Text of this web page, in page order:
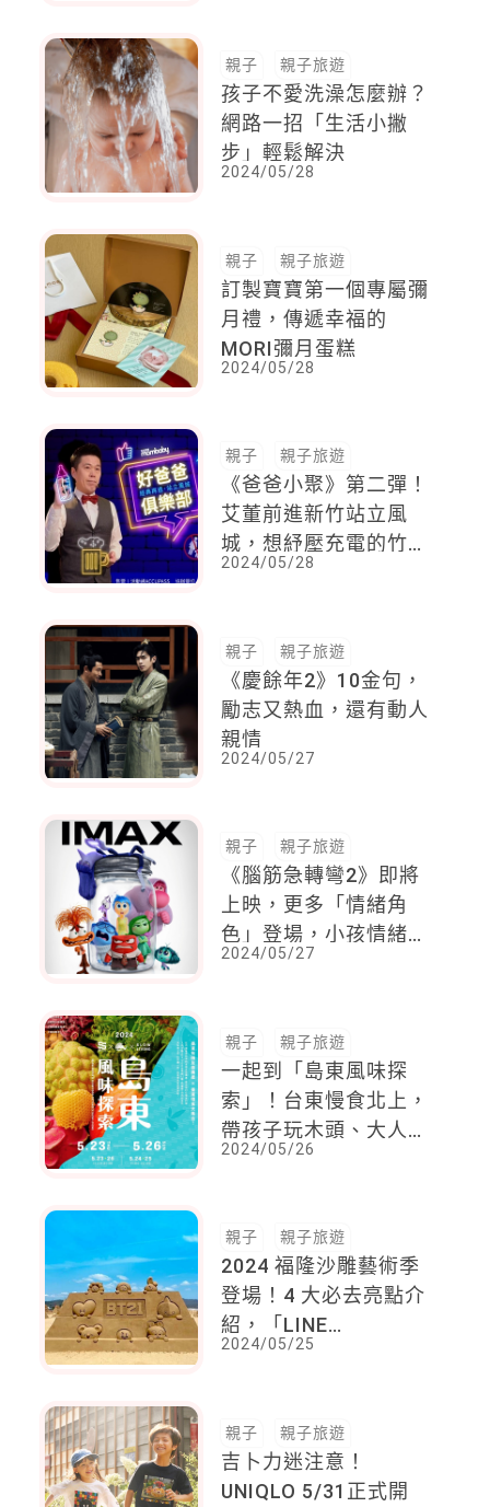
親子 親子旅遊
孩子不愛洗澡怎麼辦？
網路一招「生活小撇
步」輕鬆解決
2024/05/28
親子 親子旅遊
訂製寶寶第一個專屬彌
月禮，傳遞幸福的
MORI彌月蛋糕
2024/05/28
親子 親子旅遊
《爸爸小聚》第二彈！
艾董前進新竹站立風
城，想紓壓充電的竹科
爸爸，快來報名囉！
2024/05/28
親子 親子旅遊
《慶餘年2》10金句，
勵志又熱血，還有動人
親情
2024/05/27
親子 親子旅遊
《腦筋急轉彎2》即將
上映，更多「情緒角
色」登場，小孩情緒問
題！爸媽無解困擾。不
2024/05/27
親子 親子旅遊
一起到「島東風味探
索」！台東慢食北上，
帶孩子玩木頭、大人品
酒吃美食，全家心滿意
2024/05/26
親子 親子旅遊
2024 福隆沙雕藝術季
登場！4 大必去亮點介
紹，「LINE
FRIENDS」主題萌翻
2024/05/25
親子 親子旅遊
吉卜力迷注意！
UNIQLO 5/31正式開